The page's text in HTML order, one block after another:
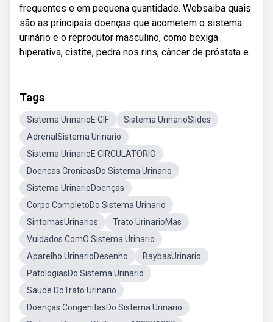
frequentes e em pequena quantidade. Websaiba quais
são as principais doenças que acometem o sistema
urinário e o reprodutor masculino, como bexiga
hiperativa, cistite, pedra nos rins, câncer de próstata e.
Tags
Sistema UrinarioE GIF
Sistema UrinarioSlides
AdrenalSistema Urinario
Sistema UrinarioE CIRCULATORIO
Doencas CronicasDo Sistema Urinario
Sistema UrinarioDoenças
Corpo CompletoDo Sistema Urinario
SintomasUrinarios
Trato UrinarioMas
Vuidados ComO Sistema Urinario
Aparelho UrinarioDesenho
BaybasUrinario
PatologiasDo Sistema Urinario
Saude DoTrato Urinario
Doenças CongenitasDo Sistema Urinario